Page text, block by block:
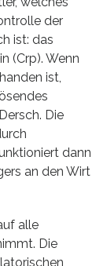
der
ist: das
(Crp). Wenn
ist,
Die
dann
an den Wirt
alle
Die